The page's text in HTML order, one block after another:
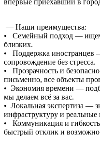
— Наши преимущества:
• Семейный подход — ищем
близких.
• Поддержка иностранцев
сопровождение без стресса.
• Прозрачность и
письменно, все объекты
• Экономия времени —
мы делаем всё за вас.
• Локальная экспертиза —
инфраструктуру и реальные
• Коммуникация и
быстрый отклик и